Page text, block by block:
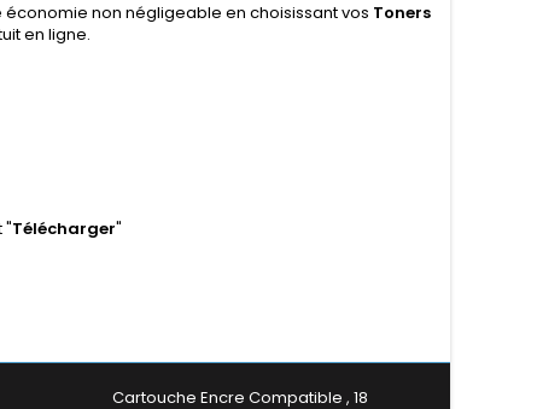
non négligeable en choisissant vos Toners
en ligne.
"Télécharger"
Cartouche Encre Compatible , 18